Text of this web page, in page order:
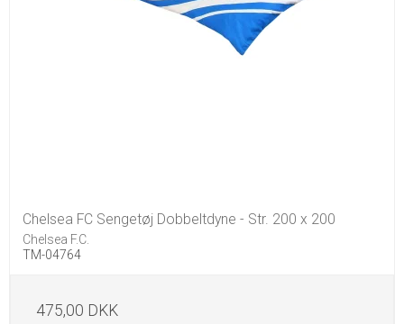
Chelsea FC Sengetøj Dobbeltdyne - Str. 200 x 200
Chelsea F.C.
TM-04764
475,00 DKK